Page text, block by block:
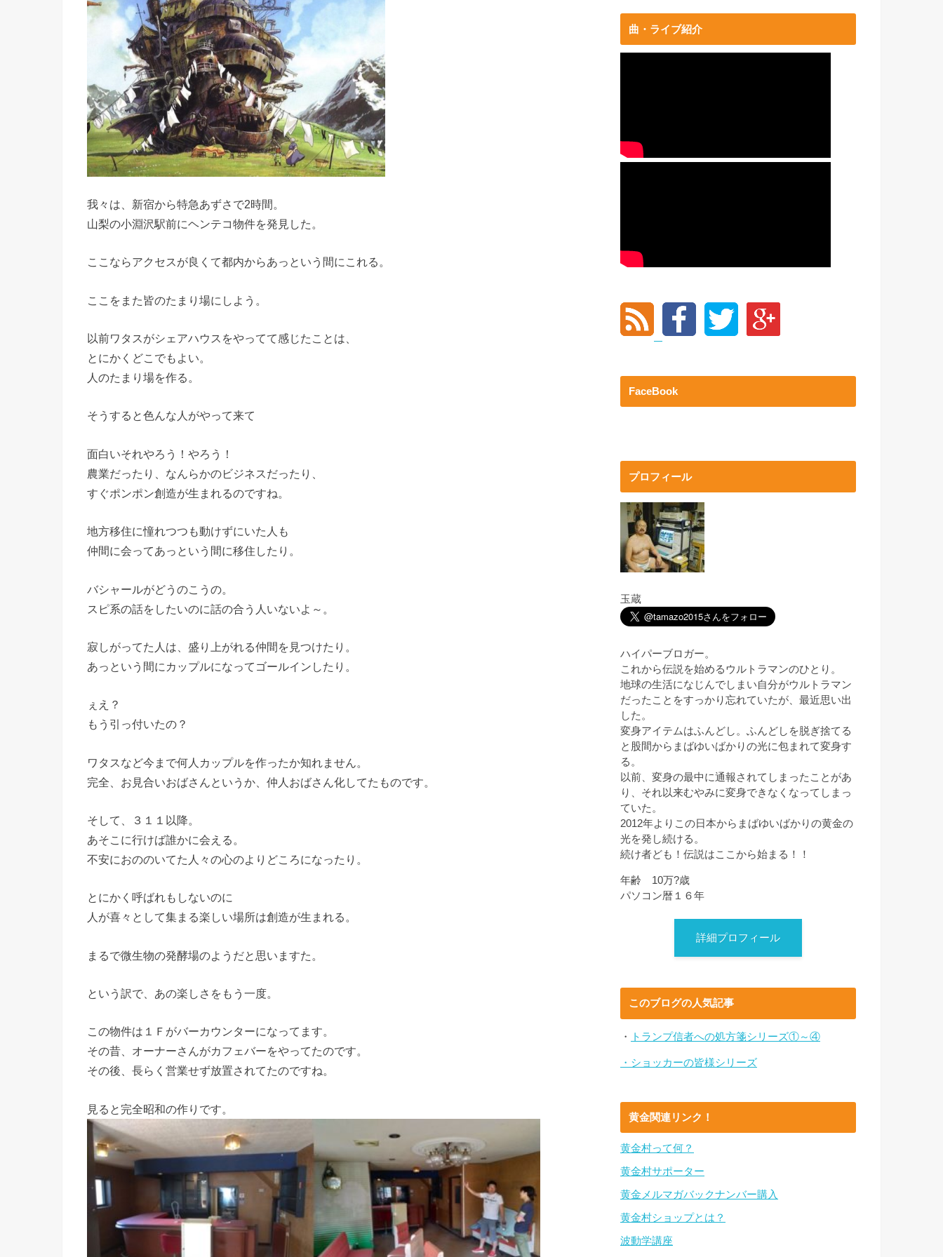
我々は、新宿から特急あずさで2時間。
山梨の小淵沢駅前にヘンテコ物件を発見した。
ここならアクセスが良くて都内からあっという間にこれる。
ここをまた皆のたまり場にしよう。
以前ワタスがシェアハウスをやってて感じたことは、
とにかくどこでもよい。
人のたまり場を作る。
そうすると色んな人がやって来て
面白いそれやろう！やろう！
農業だったり、なんらかのビジネスだったり、
すぐポンポン創造が生まれるのですね。
地方移住に憧れつつも動けずにいた人も
仲間に会ってあっという間に移住したり。
バシャールがどうのこうの。
スピ系の話をしたいのに話の合う人いないよ～。
寂しがってた人は、盛り上がれる仲間を見つけたり。
あっという間にカップルになってゴールインしたり。
ぇえ？
もう引っ付いたの？
ワタスなど今まで何人カップルを作ったか知れません。
完全、お見合いおばさんというか、仲人おばさん化してたものです。
そして、３１１以降。
あそこに行けば誰かに会える。
不安におののいてた人々の心のよりどころになったり。
とにかく呼ばれもしないのに
人が喜々として集まる楽しい場所は創造が生まれる。
まるで微生物の発酵場のようだと思いますた。
という訳で、あの楽しさをもう一度。
この物件は１Ｆがバーカウンターになってます。
その昔、オーナーさんがカフェバーをやってたのです。
その後、長らく営業せず放置されてたのですね。
見ると完全昭和の作りです。
曲・ライブ紹介
FaceBook
プロフィール
玉蔵
ハイパーブロガー。
これから伝説を始めるウルトラマンのひとり。
地球の生活になじんでしまい自分がウルトラマン
だったことをすっかり忘れていたが、最近思い出
した。
変身アイテムはふんどし。ふんどしを脱ぎ捨てる
と股間からまばゆいばかりの光に包まれて変身す
る。
以前、変身の最中に通報されてしまったことがあ
り、それ以来むやみに変身できなくなってしまっ
ていた。
2012年よりこの日本からまばゆいばかりの黄金の
光を発し続ける。
続け者ども！伝説はここから始まる！！
年齢 10万?歳
パソコン暦１６年
詳細プロフィール
このブログの人気記事
・ トランプ信者への処方箋シリーズ①～④
・ショッカーの皆様シリーズ
黄金関連リンク！
黄金村って何？
黄金村サポーター
黄金メルマガバックナンバー購入
黄金村ショップとは？
波動学講座